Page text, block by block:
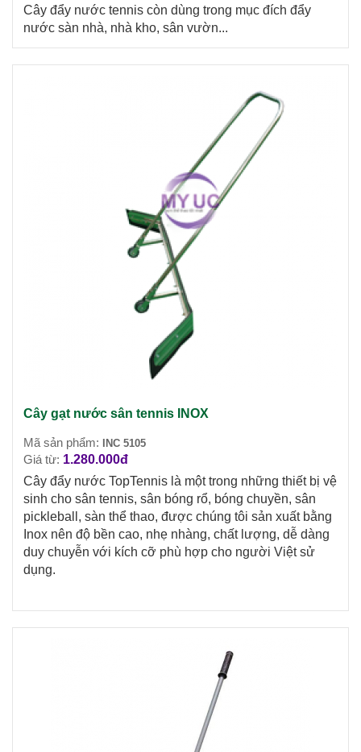
Cây đẩy nước tennis còn dùng trong mục đích đẩy
nước sàn nhà, nhà kho, sân vườn...
Cây gạt nước sân tennis INOX
Mã sản phẩm: INC 5105
Giá từ: 1.280.000đ
Cây đẩy nước TopTennis là một trong những thiết bị vệ
sinh cho sân tennis, sân bóng rổ, bóng chuyền, sân
pickleball, sàn thể thao, được chúng tôi sản xuất bằng
Inox nên độ bền cao, nhẹ nhàng, chất lượng, dễ dàng
duy chuyễn với kích cỡ phù hợp cho người Việt sử
dụng.